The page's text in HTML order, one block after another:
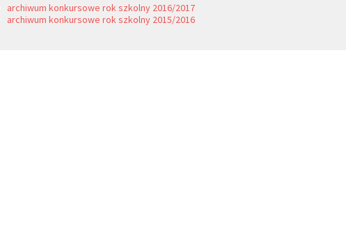
archiwum konkursowe rok szkolny 2016/2017
archiwum konkursowe rok szkolny 2015/2016